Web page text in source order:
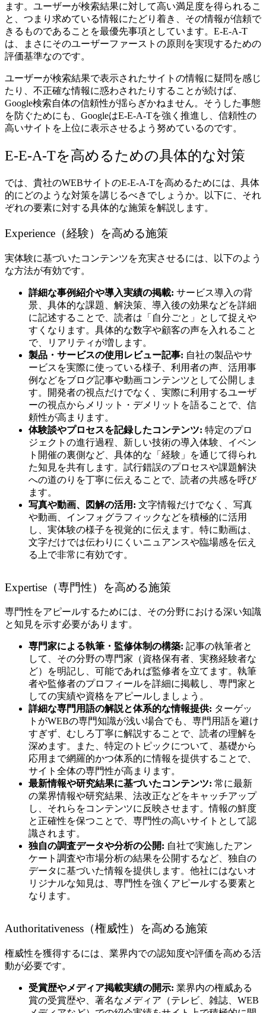
ます。ユーザーが検索結果に対して高い満足度を得られるこ
と、つまり求めている情報にたどり着き、その情報が信頼で
きるものであることを最優先事項としています。E-E-A-T
は、まさにそのユーザーファーストの原則を実現するための
評価基準なのです。
ユーザーが検索結果で表示されたサイトの情報に疑問を感じ
たり、不正確な情報に惑わされたりすることが続けば、
Google検索自体の信頼性が揺らぎかねません。そうした事態
を防ぐためにも、GoogleはE-E-A-Tを強く推進し、信頼性の
高いサイトを上位に表示させるよう努めているのです。
E-E-A-Tを高めるための具体的な対策
では、貴社のWEBサイトのE-E-A-Tを高めるためには、具体
的にどのような対策を講じるべきでしょうか。以下に、それ
ぞれの要素に対する具体的な施策を解説します。
Experience（経験）を高める施策
実体験に基づいたコンテンツを充実させるには、以下のよう
な方法が有効です。
詳細な事例紹介や導入実績の掲載: サービス導入の背
景、具体的な課題、解決策、導入後の効果などを詳細
に記述することで、読者は「自分ごと」として捉えや
すくなります。具体的な数字や顧客の声を入れること
で、リアリティが増します。
製品・サービスの使用レビュー記事: 自社の製品やサ
ービスを実際に使っている様子、利用者の声、活用事
例などをブログ記事や動画コンテンツとして公開しま
す。開発者の視点だけでなく、実際に利用するユーザ
ーの視点からメリット・デメリットを語ることで、信
頼性が高まります。
体験談やプロセスを記録したコンテンツ: 特定のプロ
ジェクトの進行過程、新しい技術の導入体験、イベン
ト開催の裏側など、具体的な「経験」を通じて得られ
た知見を共有します。試行錯誤のプロセスや課題解決
への道のりを丁寧に伝えることで、読者の共感を呼び
ます。
写真や動画、図解の活用: 文字情報だけでなく、写真
や動画、インフォグラフィックなどを積極的に活用
し、実体験の様子を視覚的に伝えます。特に動画は、
文字だけでは伝わりにくいニュアンスや臨場感を伝え
る上で非常に有効です。
Expertise（専門性）を高める施策
専門性をアピールするためには、その分野における深い知識
と知見を示す必要があります。
専門家による執筆・監修体制の構築: 記事の執筆者と
して、その分野の専門家（資格保有者、実務経験者な
ど）を明記し、可能であれば監修者を立てます。執筆
者や監修者のプロフィールを詳細に掲載し、専門家と
しての実績や資格をアピールしましょう。
詳細な専門用語の解説と体系的な情報提供: ターゲッ
トがWEBの専門知識が浅い場合でも、専門用語を避け
すぎず、むしろ丁寧に解説することで、読者の理解を
深めます。また、特定のトピックについて、基礎から
応用まで網羅的かつ体系的に情報を提供することで、
サイト全体の専門性が高まります。
最新情報や研究結果に基づいたコンテンツ: 常に最新
の業界情報や研究結果、法改正などをキャッチアップ
し、それらをコンテンツに反映させます。情報の鮮度
と正確性を保つことで、専門性の高いサイトとして認
識されます。
独自の調査データや分析の公開: 自社で実施したアン
ケート調査や市場分析の結果を公開するなど、独自の
データに基づいた情報を提供します。他社にはないオ
リジナルな知見は、専門性を強くアピールする要素と
なります。
Authoritativeness（権威性）を高める施策
権威性を獲得するには、業界内での認知度や評価を高める活
動が必要です。
受賞歴やメディア掲載実績の開示: 業界内の権威ある
賞の受賞歴や、著名なメディア（テレビ、雑誌、WEB